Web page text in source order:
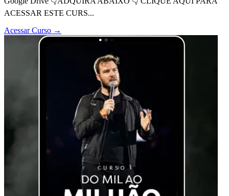
ACESSAR ESTE CURS...
Acessar Curso →